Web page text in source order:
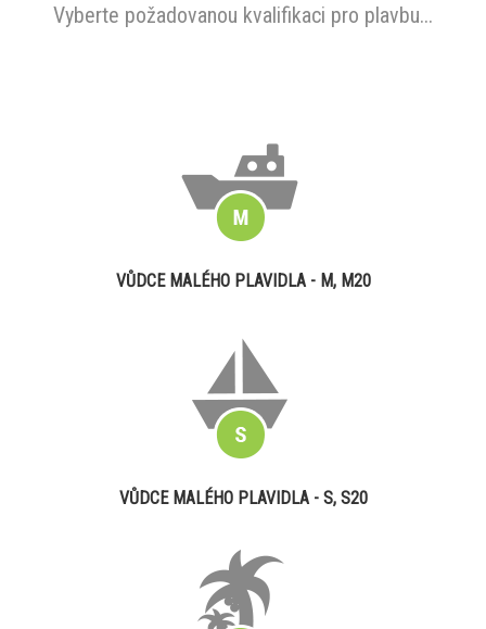
Vyberte požadovanou kvalifikaci pro plavbu...
VŮDCE MALÉHO PLAVIDLA - M, M20
VŮDCE MALÉHO PLAVIDLA - S, S20